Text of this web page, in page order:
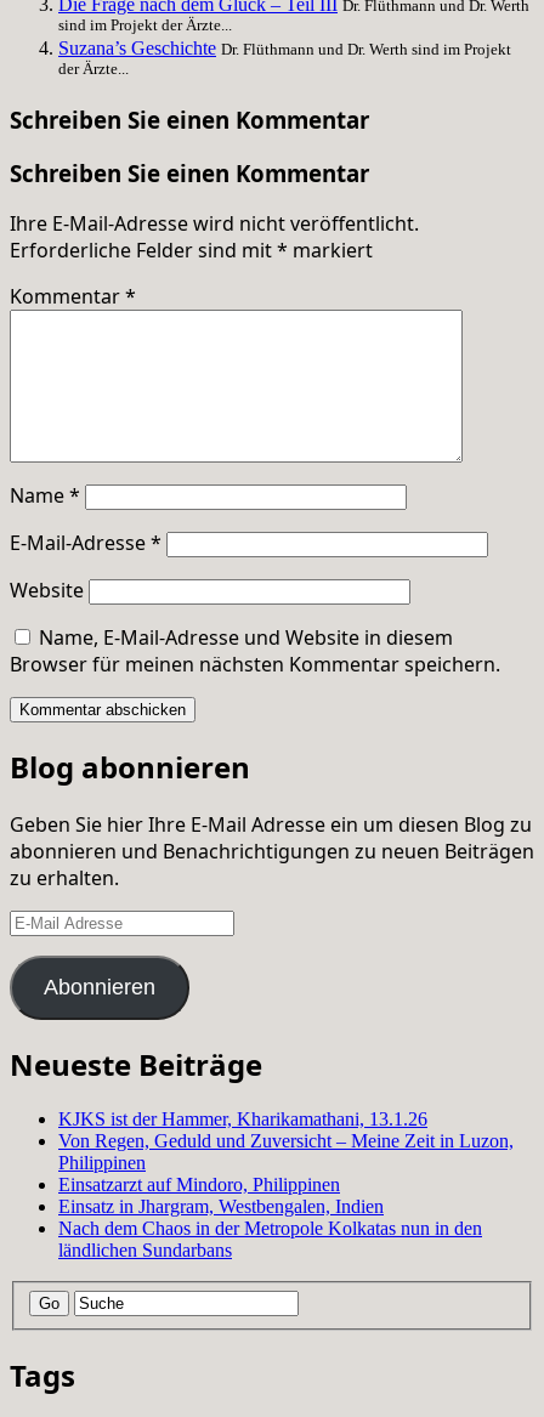
Die Frage nach dem Glück – Teil III Dr. Flüthmann und Dr. Werth
sind im Projekt der Ärzte...
Suzana’s Geschichte Dr. Flüthmann und Dr. Werth sind im Projekt
der Ärzte...
Schreiben Sie einen Kommentar
Schreiben Sie einen Kommentar
Ihre E-Mail-Adresse wird nicht veröffentlicht.
Erforderliche Felder sind mit* markiert
Kommentar*
Name*
E-Mail-Adresse*
Website
Name, E-Mail-Adresse und Website in diesem
Browser für meinen nächsten Kommentar speichern.
Blog abonnieren
Geben Sie hier Ihre E-Mail Adresse ein um diesen Blog zu
abonnieren und Benachrichtigungen zu neuen Beiträgen
zu erhalten.
E-
Mail
AdresseAbonnieren
Neueste Beiträge
KJKS ist der Hammer, Kharikamathani, 13.1.26
Von Regen, Geduld und Zuversicht – Meine Zeit in Luzon,
Philippinen
Einsatzarzt auf Mindoro, Philippinen
Einsatz in Jhargram, Westbengalen, Indien
Nach dem Chaos in der Metropole Kolkatas nun in den
ländlichen Sundarbans
Tags